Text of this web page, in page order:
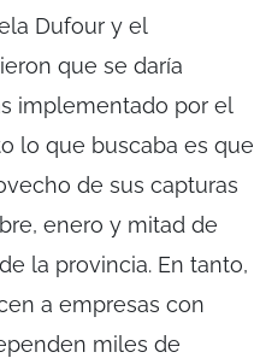
Dufour y el
que se daría
implementado por el
lo que buscaba es que
de sus capturas
enero y mitad de
la provincia. En tanto,
a empresas con
miles de